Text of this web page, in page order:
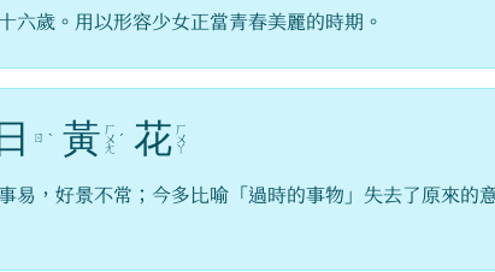
六歲。用以形容少女正當青春美麗的時期。
日 ㄖ ˋ 黃 ㄏ
ㄨ
ㄤ
ˊ 花 ㄏ
ㄨ
ㄚ
易，好景不常；今多比喻「過時的事物」失去了原來的